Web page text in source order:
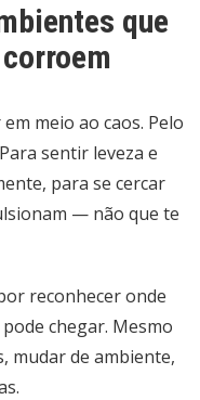
que
meio ao caos. Pelo
sentir leveza e
para se cercar
— não que te
reconhecer onde
chegar. Mesmo
mudar de ambiente,